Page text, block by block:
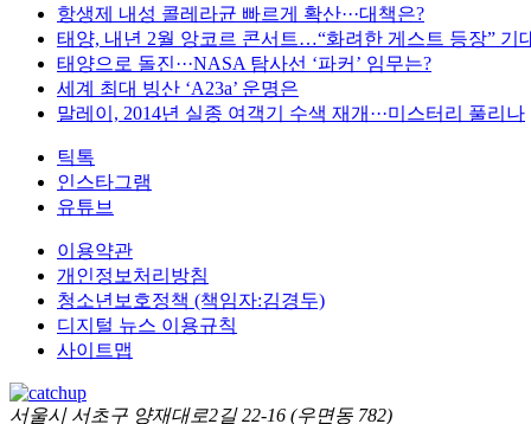
항생제 내성 콜레라균 빠르게 확산···대책은?
태양, 내년 2월 앙코르 콘서트…“화려한 게스트 등장” 기
태양으로 돌진···NASA 탐사선 ‘파커’ 임무는?
세계 최대 빙산 ‘A23a’ 운명은
말레이, 2014년 실종 여객기 수색 재개···미스터리 풀리나
틱톡
인스타그램
유튜브
이용약관
개인정보처리방침
청소년보호정책 (책임자:김경두)
디지털 뉴스 이용규칙
사이트맵
서울시 서초구 양재대로2길 22-16 (우면동 782)